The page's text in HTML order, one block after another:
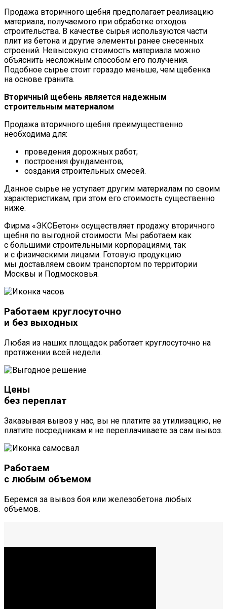
Продажа вторичного щебня предполагает реализацию
материала, получаемого при обработке отходов
строительства. В качестве сырья используются части
плит из бетона и другие элементы ранее снесенных
строений. Невысокую стоимость материала можно
объяснить несложным способом его получения.
Подобное сырье стоит гораздо меньше, чем щебенка
на основе гранита.
Вторичный щебень является надежным
строительным материалом
Продажа вторичного щебня преимущественно
необходима для:
проведения дорожных работ;
построения фундаментов;
создания строительных смесей.
Данное сырье не уступает другим материалам по своим
характеристикам, при этом его стоимость существенно
ниже.
Фирма «ЭКСБетон» осуществляет продажу вторичного
щебня по выгодной стоимости. Мы работаем как
с большими строительными корпорациями, так
и с физическими лицами. Готовую продукцию
мы доставляем своим транспортом по территории
Москвы и Подмосковья.
Работаем круглосуточно
и без выходных
Любая из наших площадок работает круглосуточно на
протяжении всей недели.
Цены
без переплат
Заказывая вывоз у нас, вы не платите за утилизацию, не
платите посредникам и не переплачиваете за сам вывоз.
Работаем
с любым объемом
Беремся за вывоз боя или железобетона любых
объемов.